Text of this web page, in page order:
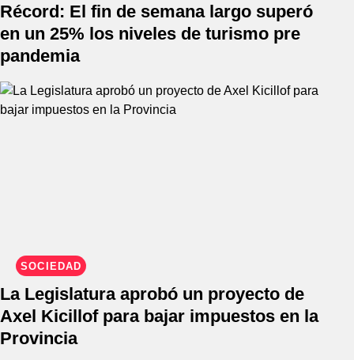
Récord: El fin de semana largo superó
en un 25% los niveles de turismo pre
pandemia
SOCIEDAD
La Legislatura aprobó un proyecto de
Axel Kicillof para bajar impuestos en la
Provincia